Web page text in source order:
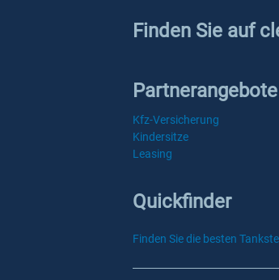
Finden Sie auf
Partnerangebote
Kfz-Versicherung
Kindersitze
Leasing
Quickfinder
Finden Sie die besten